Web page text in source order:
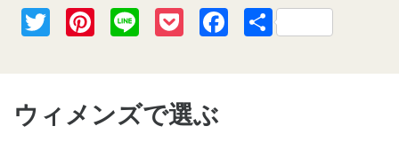
TwitterPinterest
Line PocketFacebook
共
ウィメンズで選ぶ